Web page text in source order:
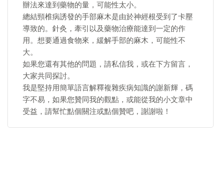
辦法來達到藥物的量，可能性太小。
總結頸椎病誘發的手部麻木是由於神經根受到了卡壓
導致的。針灸，牽引以及藥物治療能達到一定的作
用。想要通過食物來，緩解手部的麻木，可能性不
大。
如果您還有其他的問題，請私信我，或在下方留言，
大家共同探討。
我是堅持用簡單語言解釋複雜疾病知識的謝新輝，碼
字不易，如果您贊同我的觀點，或能從我的小文章中
受益，請幫忙點個關注或點個贊吧，謝謝啦！